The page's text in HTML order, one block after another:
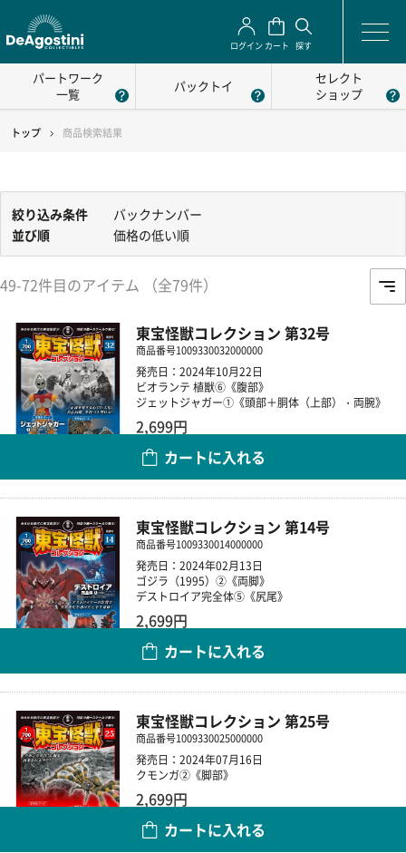
ログイン カート 探す
パートワーク
一覧
パックトイ
セレクト
ショップ
トップ 商品検索結果
絞り込み条件
バックナンバー
並び順
価格の低い順
49-72件目のアイテム （全79件）
東宝怪獣コレクション 第32号
商品番号1009330032000000
発売日：2024年10月22日
ビオランテ 植獣⑥《腹部》
ジェットジャガー①《頭部＋胴体（上部）・両腕》
2,699円
カートに入れる
東宝怪獣コレクション 第14号
商品番号1009330014000000
発売日：2024年02月13日
ゴジラ（1995）②《両脚》
デストロイア完全体⑤《尻尾》
2,699円
カートに入れる
東宝怪獣コレクション 第25号
商品番号1009330025000000
発売日：2024年07月16日
クモンガ②《脚部》
2,699円
カートに入れる